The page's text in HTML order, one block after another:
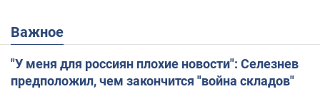
Важное
"У меня для россиян плохие новости": Селезнев
предположил, чем закончится "война складов"